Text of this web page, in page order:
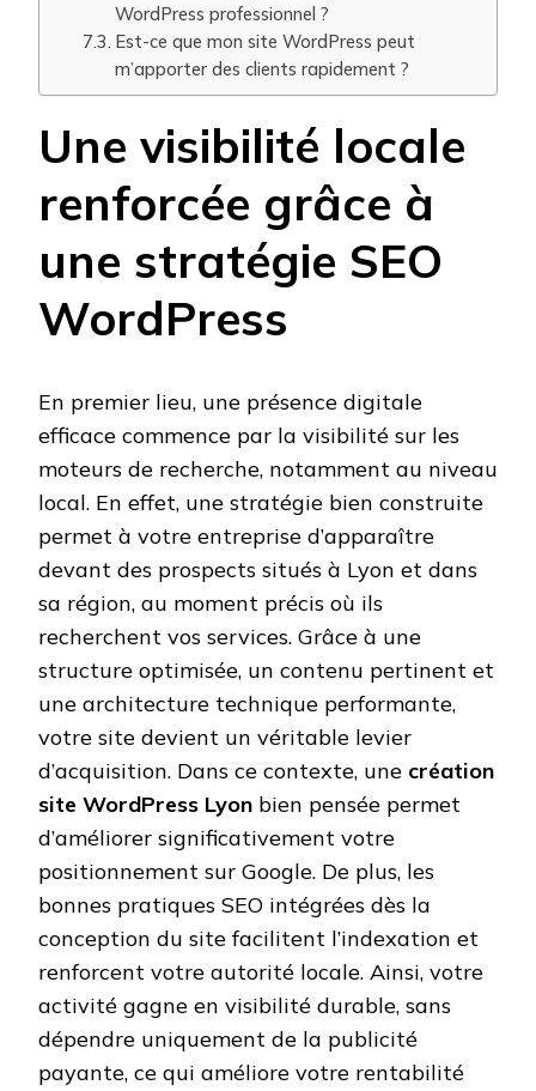
WordPress professionnel ?
Est-ce que mon site WordPress peut
m’apporter des clients rapidement ?
Une visibilité locale
renforcée grâce à
une stratégie SEO
WordPress
En premier lieu, une présence digitale
efficace commence par la visibilité sur les
moteurs de recherche, notamment au niveau
local. En effet, une stratégie bien construite
permet à votre entreprise d’apparaître
devant des prospects situés à Lyon et dans
sa région, au moment précis où ils
recherchent vos services. Grâce à une
structure optimisée, un contenu pertinent et
une architecture technique performante,
votre site devient un véritable levier
d’acquisition. Dans ce contexte, une création
site WordPress Lyon bien pensée permet
d’améliorer significativement votre
positionnement sur Google. De plus, les
bonnes pratiques SEO intégrées dès la
conception du site facilitent l’indexation et
renforcent votre autorité locale. Ainsi, votre
activité gagne en visibilité durable, sans
dépendre uniquement de la publicité
payante, ce qui améliore votre rentabilité